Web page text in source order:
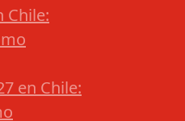
Chile:
en Chile: